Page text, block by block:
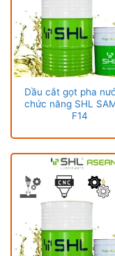
Dầu cắt gọt pha
chức năng SHL
F14